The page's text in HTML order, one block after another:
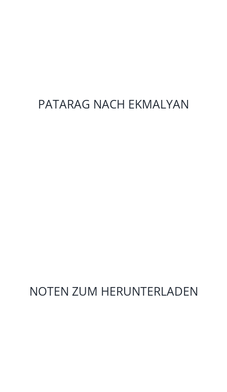
PATARAG NACH EKMALYAN
NOTEN ZUM HERUNTERLADEN